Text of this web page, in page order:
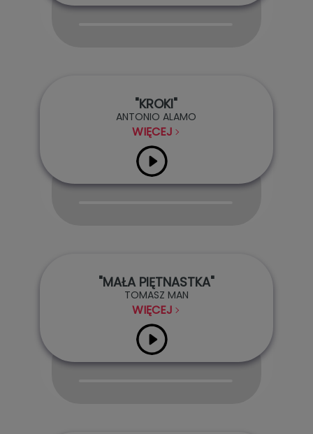
Audio
"KROKI"
ANTONIO ALAMO
WIĘCEJ
Audio
"MAŁA PIĘTNASTKA"
TOMASZ MAN
WIĘCEJ
Audio